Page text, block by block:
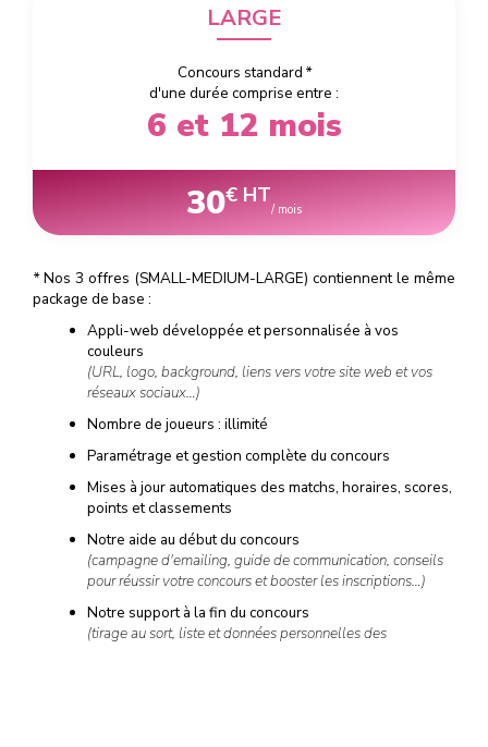
LARGE
Concours standard *
d'une durée comprise entre :
6 et 12 mois
30€ HT
/ mois
*Nos 3 offres (SMALL-MEDIUM-LARGE) contiennent le même
package de base :
Appli-web développée et personnalisée à vos
couleurs
(URL, logo, background, liens vers votre site web et vos
réseaux sociaux…)
Nombre de joueurs : illimité
Paramétrage et gestion complète du concours
Mises à jour automatiques des matchs, horaires, scores,
points et classements
Notre aide au début du concours
(campagne d'emailing, guide de communication, conseils
pour réussir votre concours et booster les inscriptions…)
Notre support à la fin du concours
(tirage au sort, liste et données personnelles des